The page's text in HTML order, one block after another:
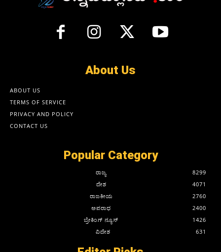
About Us
ABOUT US
TERMS OF SERVICE
PRIVACY AND POLICY
CONTACT US
Popular Category
ರಾಜ್ಯ
8299
ದೇಶ
4071
ರಾಜಕೀಯ
2760
ಅಪರಾಧ
2400
ಬ್ರೇಕಿಂಗ್ ನ್ಯೂಸ್
1426
ವಿದೇಶ
631